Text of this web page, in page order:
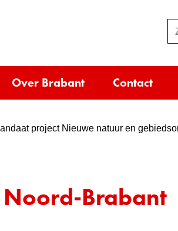
inhoud
o
e
e
Over Brabant Contact
project Nieuwe natuur en
Noord-Brabant